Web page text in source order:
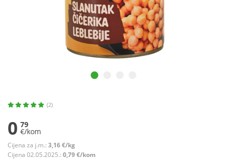
(2)
0 79
€/kom
Cijena za j.m.: 3,16 €/kg
Cijena 02.05.2025.: 0,79 €/kom